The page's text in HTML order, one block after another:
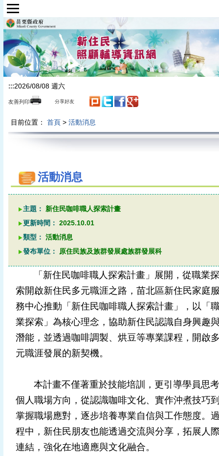
跳到主要內容區塊
:::2026/08/08 週六
友善列印 分享好友
目前位置： 首頁> 活動消息
活動消息
主題：
新住民咖啡職人探索計畫
更新時間： 2025.10.01
類型： 活動消息
發布單位：
原住民族及族群發展處族群發展科
「新住民咖啡職人探索計畫」展開，從職業探
索開啟新住民多元職涯之路，苗北區新住民家庭
務中心推動「新住民咖啡職人探索計畫」，以「
業探索」為核心理念，協助新住民認識自身興趣
潛能，並透過咖啡調製、烘豆等專業課程，開啟
元職涯發展的新契機。
本計畫不僅著重於技能培訓，更引導學員思考
個人職場方向，從認識咖啡文化、實作沖煮技巧
掌握職場應對，逐步培養專業自信與工作態度。
程中，新住民朋友也能透過交流與分享，拓展人
連結，強化在地適應與文化融合。